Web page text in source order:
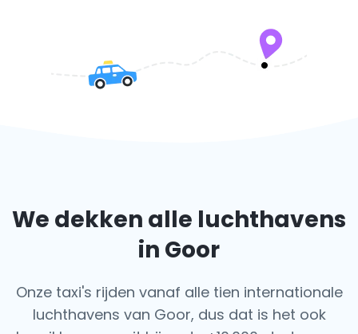
We dekken alle luchthavens
in Goor
Onze taxi's rijden vanaf alle tien internationale
luchthavens van Goor, dus dat is het ook